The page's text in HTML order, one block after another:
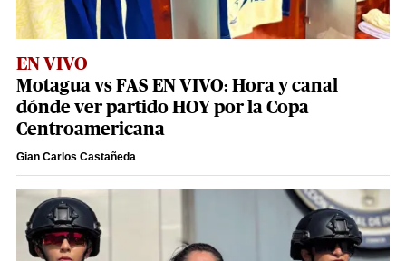
EN VIVO
Motagua vs FAS EN VIVO: Hora y canal
dónde ver partido HOY por la Copa
Centroamericana
Gian Carlos Castañeda